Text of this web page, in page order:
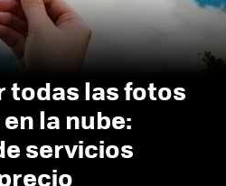
todas las fotos
la nube:
servicios